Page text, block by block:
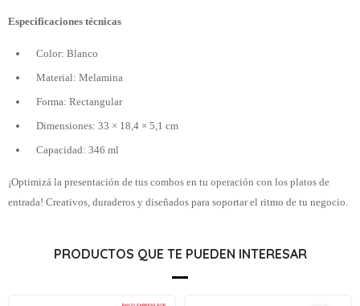
Especificaciones técnicas
Color: Blanco
Material: Melamina
Forma: Rectangular
Dimensiones: 33 × 18,4 × 5,1 cm
Capacidad: 346 ml
¡Optimizá la presentación de tus combos en tu operación con los platos de
entrada! Creativos, duraderos y diseñados para soportar el ritmo de tu negocio.
PRODUCTOS QUE TE PUEDEN INTERESAR